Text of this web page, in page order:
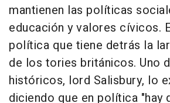
mantienen las políticas
educación y valores cívicos.
política que tiene detrás la
de los tories británicos. Uno
históricos, lord Salisbury, lo
diciendo que en política "hay